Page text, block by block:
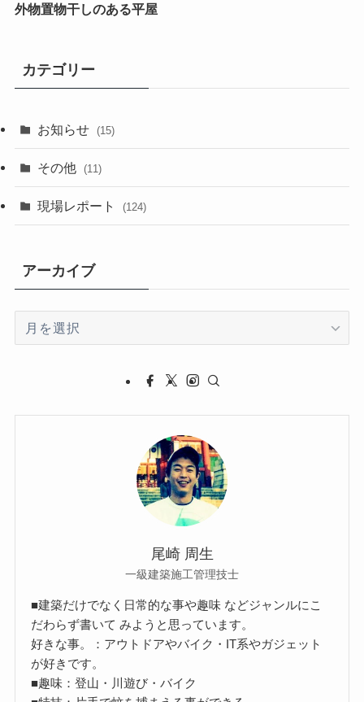
外物置物干しのある平屋
カテゴリー
お知らせ (15)
その他 (11)
現場レポート (124)
アーカイブ
尾崎 周生
一級建築施工管理技士
■建築だけでなく日常的な事や趣味 などジャンルにこ
だわらず書いて みようと思っています。
好きな事。：アウトドアやバイク・IT系やガジェット
が好きです。
■趣味：登山・川遊び・バイク